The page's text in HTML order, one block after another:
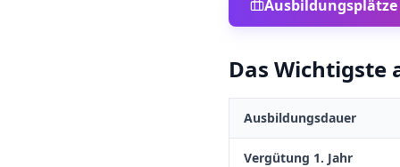
Das Wichtigste
Ausbildungsdauer
Vergütung 1. Jahr